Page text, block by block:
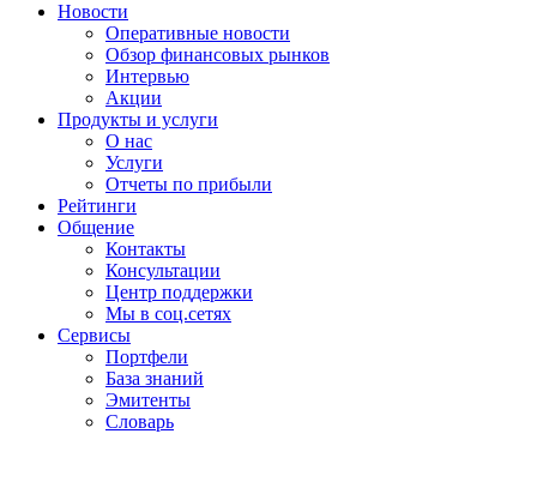
Новости
Оперативные новости
Обзор финансовых рынков
Интервью
Акции
Продукты и услуги
О нас
Услуги
Отчеты по прибыли
Рейтинги
Общение
Контакты
Консультации
Центр поддержки
Мы в соц.сетях
Сервисы
Портфели
База знаний
Эмитенты
Словарь